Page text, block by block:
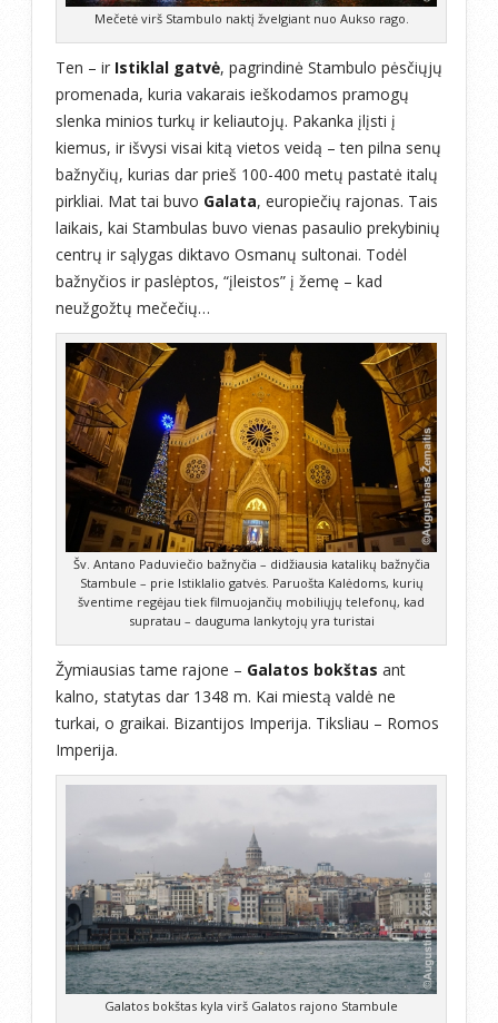
Mečetė virš Stambulo naktį žvelgiant nuo Aukso rago.
Ten – ir Istiklal gatvė, pagrindinė Stambulo pėsčiųjų
promenada, kuria vakarais ieškodamos pramogų
slenka minios turkų ir keliautojų. Pakanka įlįsti į
kiemus, ir išvysi visai kitą vietos veidą – ten pilna senų
bažnyčių, kurias dar prieš 100-400 metų pastatė italų
pirkliai. Mat tai buvo Galata, europiečių rajonas. Tais
laikais, kai Stambulas buvo vienas pasaulio prekybinių
centrų ir sąlygas diktavo Osmanų sultonai. Todėl
bažnyčios ir paslėptos, “įleistos” į žemę – kad
neužgožtų mečečių…
Šv. Antano Paduviečio bažnyčia – didžiausia katalikų bažnyčia
Stambule – prie Istiklalio gatvės. Paruošta Kalėdoms, kurių
šventime regėjau tiek filmuojančių mobiliųjų telefonų, kad
supratau – dauguma lankytojų yra turistai
Žymiausias tame rajone – Galatos bokštas ant
kalno, statytas dar 1348 m. Kai miestą valdė ne
turkai, o graikai. Bizantijos Imperija. Tiksliau – Romos
Imperija.
Galatos bokštas kyla virš Galatos rajono Stambule